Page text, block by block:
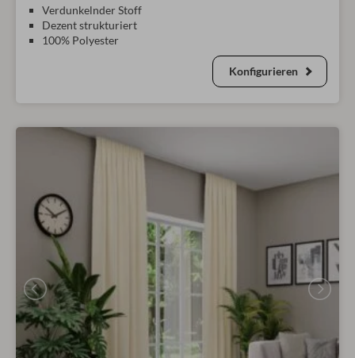
Verdunkelnder Stoff
Dezent strukturiert
100% Polyester